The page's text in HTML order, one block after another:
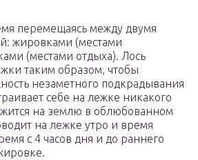
перемещаясь между двумя
жировками (местами
(местами отдыха). Лось
таким образом, чтобы
незаметного подкрадывания
себе на лежке никакого
на землю в облюбованном
на лежке утро и время
с 4 часов дня и до раннего